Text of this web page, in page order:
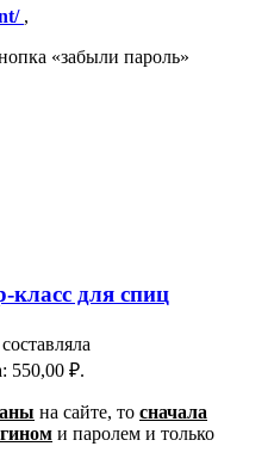
,
«забыли пароль»
для спиц
550,00 ₽.
на сайте, то сначала
и паролем и только